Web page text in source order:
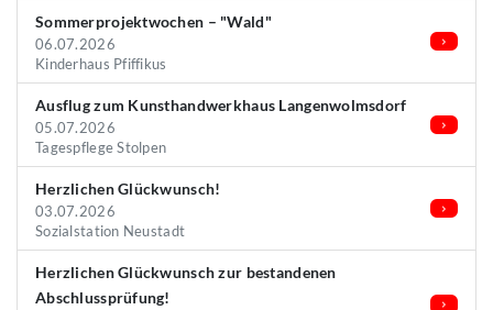
Sommerprojektwochen – "Wald"
06.07.2026
Kinderhaus Pfiffikus
Ausflug zum Kunsthandwerkhaus Langenwolmsdorf
05.07.2026
Tagespflege Stolpen
Herzlichen Glückwunsch!
03.07.2026
Sozialstation Neustadt
Herzlichen Glückwunsch zur bestandenen
Abschlussprüfung!